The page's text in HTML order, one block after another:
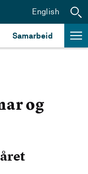
Samarbeid
English
og